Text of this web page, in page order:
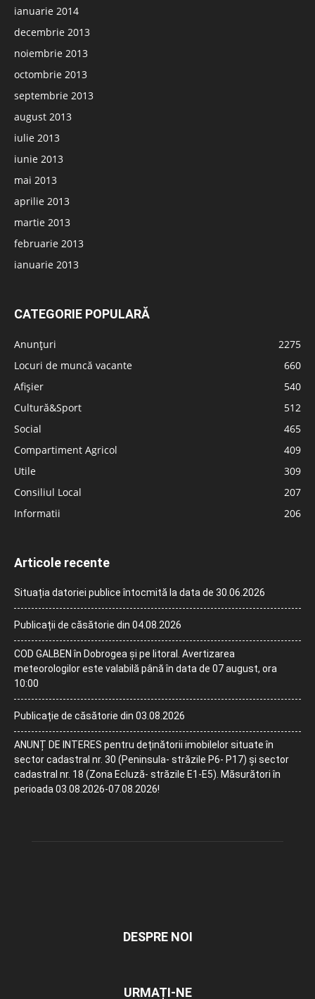
ianuarie 2014
decembrie 2013
noiembrie 2013
octombrie 2013
septembrie 2013
august 2013
iulie 2013
iunie 2013
mai 2013
aprilie 2013
martie 2013
februarie 2013
ianuarie 2013
CATEGORIE POPULARĂ
Anunțuri
2275
Locuri de muncă vacante
660
Afișier
540
Cultură&Sport
512
Social
465
Compartiment Agricol
409
Utile
309
Consiliul Local
207
Informatii
206
Articole recente
Situația datoriei publice întocmită la data de 30.06.2026
Publicații de căsătorie din 04.08.2026
COD GALBEN în Dobrogea și pe litoral. Avertizarea
meteorologilor este valabilă până în data de 07 august, ora
10:00
Publicație de căsătorie din 03.08.2026
ANUNȚ DE INTERES pentru deținătorii imobilelor situate în
sector cadastral nr. 30 (Peninsula- străzile P6- P17) și sector
cadastral nr. 18 (Zona Ecluză- străzile E1-E5). Măsurători în
perioada 03.08.2026-07.08.2026!
DESPRE NOI
URMAȚI-NE